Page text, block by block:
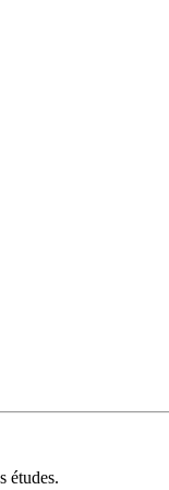
études.